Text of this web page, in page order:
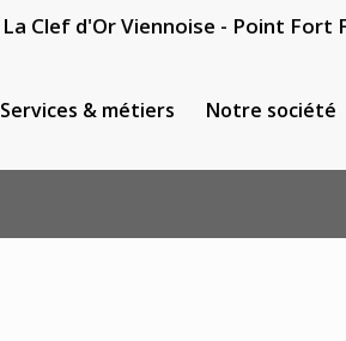
La Clef d'Or Viennoise - Point Fort
Services & métiers Notre société